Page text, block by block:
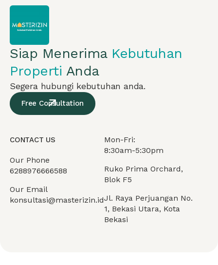
Siap Menerima Kebutuhan
Properti Anda
Segera hubungi kebutuhan anda.
Free Consultation
CONTACT US
Our Phone
6288976666588
Our Email
konsultasi@masterizin.id
Mon-Fri:
8:30am-5:30pm
Ruko Prima Orchard,
Blok F5
Jl. Raya Perjuangan No.
1, Bekasi Utara, Kota
Bekasi